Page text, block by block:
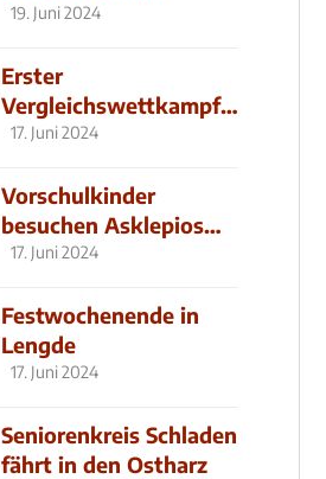
19. Juni 2024
Erster
Vergleichswettkampf
seit 2019
17. Juni 2024
Vorschulkinder
besuchen Asklepios
Klinik
17. Juni 2024
Festwochenende in
Lengde
17. Juni 2024
Seniorenkreis Schladen
fährt in den Ostharz